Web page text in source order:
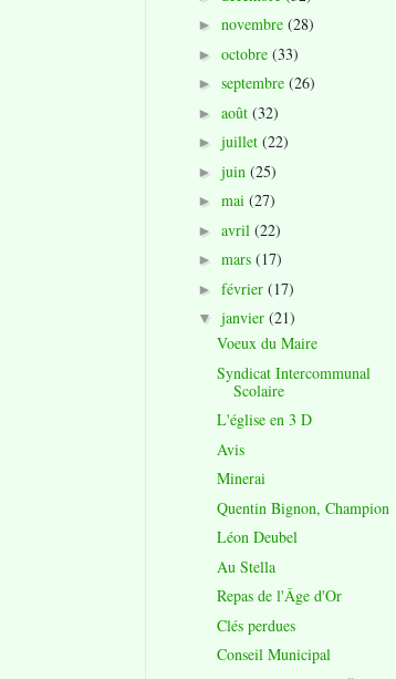
► novembre (28)
► octobre (33)
► septembre (26)
► août (32)
► juillet (22)
► juin (25)
► mai (27)
► avril (22)
► mars (17)
► février (17)
▼ janvier (21)
Voeux du Maire
Syndicat Intercommunal
Scolaire
L'église en 3 D
Avis
Minerai
Quentin Bignon, Champion
Léon Deubel
Au Stella
Repas de l'Âge d'Or
Clés perdues
Conseil Municipal